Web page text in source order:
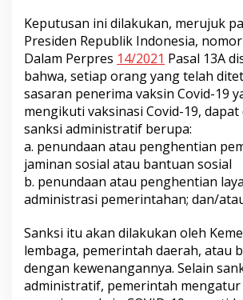
Keputusan ini dilakukan, merujuk
Presiden Republik Indonesia,
Dalam Perpres 14/2021 Pasal 13A
bahwa, setiap orang yang telah
sasaran penerima vaksin Covid-19
mengikuti vaksinasi Covid-19,
sanksi administratif berupa:
a. penundaan atau penghentian
jaminan sosial atau bantuan sosial
b. penundaan atau penghentian
administrasi pemerintahan; dan/
Sanksi itu akan dilakukan oleh
lembaga, pemerintah daerah, atau
dengan kewenangannya. Selain
administratif, pemerintah